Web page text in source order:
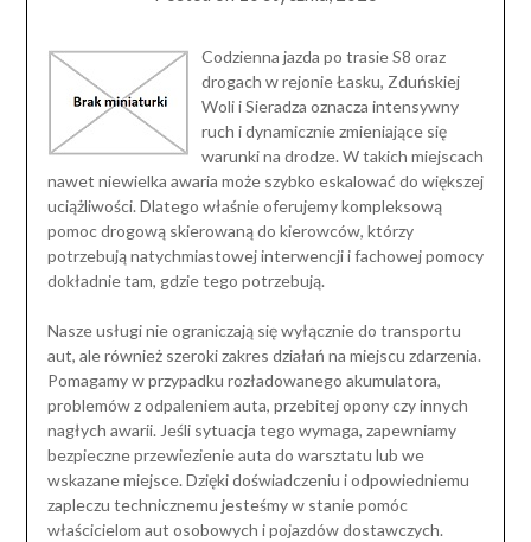
Codzienna jazda po trasie S8 oraz
drogach w rejonie Łasku, Zduńskiej
Woli i Sieradza oznacza intensywny
ruch i dynamicznie zmieniające się
warunki na drodze. W takich miejscach
nawet niewielka awaria może szybko eskalować do większej
uciążliwości. Dlatego właśnie oferujemy kompleksową
pomoc drogową skierowaną do kierowców, którzy
potrzebują natychmiastowej interwencji i fachowej pomocy
dokładnie tam, gdzie tego potrzebują.
Nasze usługi nie ograniczają się wyłącznie do transportu
aut, ale również szeroki zakres działań na miejscu zdarzenia.
Pomagamy w przypadku rozładowanego akumulatora,
problemów z odpaleniem auta, przebitej opony czy innych
nagłych awarii. Jeśli sytuacja tego wymaga, zapewniamy
bezpieczne przewiezienie auta do warsztatu lub we
wskazane miejsce. Dzięki doświadczeniu i odpowiedniemu
zapleczu technicznemu jesteśmy w stanie pomóc
właścicielom aut osobowych i pojazdów dostawczych.